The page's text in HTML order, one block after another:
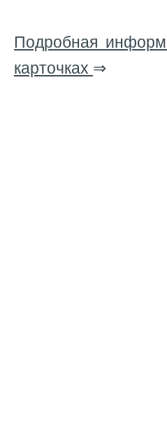
Подробная
карточках ⇒